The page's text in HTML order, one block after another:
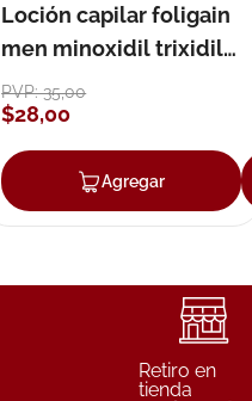
Agregar
Loción capilar foligain
men minoxidil trixidil
loción 59 ml
PVP:35,00
$28,00
Agregar
Retiro en
tienda